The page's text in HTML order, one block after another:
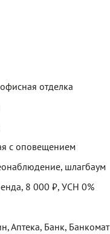
отделка
с оповещением
шлагбаум
8 000 ₽, УСН 0%
Аптека, Банк, Банкомат